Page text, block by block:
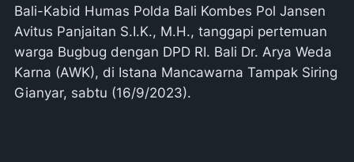
Bali-Kabid Humas Polda Bali Kombes Pol Jansen
Avitus Panjaitan S.I.K., M.H., tanggapi pertemuan
warga Bugbug dengan DPD RI. Bali Dr. Arya Weda
Karna (AWK), di Istana Mancawarna Tampak Siring
Gianyar, sabtu (16/9/2023).